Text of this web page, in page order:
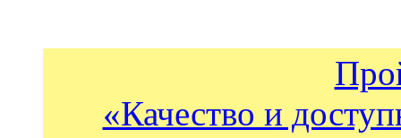
«Качество и